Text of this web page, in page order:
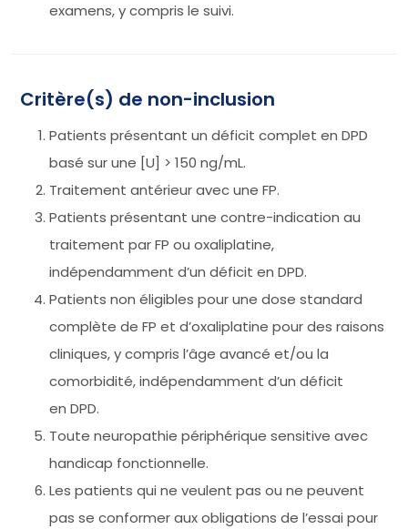
examens, y compris le suivi.
Critère(s) de non-inclusion
Patients présentant un déficit complet en DPD
basé sur une [U] > 150 ng/mL.
Traitement antérieur avec une FP.
Patients présentant une contre-indication au
traitement par FP ou oxaliplatine,
indépendamment d’un déficit en DPD.
Patients non éligibles pour une dose standard
complète de FP et d’oxaliplatine pour des raisons
cliniques, y compris l’âge avancé et/ou la
comorbidité, indépendamment d’un déficit
en DPD.
Toute neuropathie périphérique sensitive avec
handicap fonctionnelle.
Les patients qui ne veulent pas ou ne peuvent
pas se conformer aux obligations de l’essai pour